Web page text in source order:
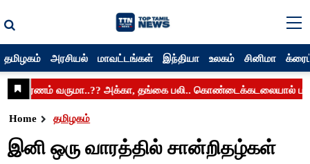
தமிழகம் அரசியல் மாவட்டங்கள் இந்தியா உலகம் சினிமா
Home தமிழகம்
இனி ஒரு வாரத்தில் சான்றிதழ்கள்